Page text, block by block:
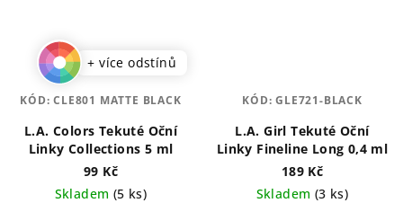
+ více odstínů
L.A. Colors Tekuté Oční
Linky Collections 5 ml
99 Kč
Skladem (5 ks)
KÓD:CLE801 MATTE BLACK
L.A. Girl Tekuté Oční
Linky Fineline Long 0,4 ml
189 Kč
Skladem (3 ks)
KÓD:GLE721-BLACK